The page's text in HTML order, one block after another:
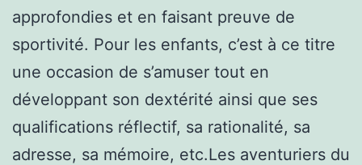
approfondies et en faisant preuve de
sportivité. Pour les enfants, c’est à ce titre
une occasion de s’amuser tout en
développant son dextérité ainsi que ses
qualifications réflectif, sa rationalité, sa
adresse, sa mémoire, etc.Les aventuriers du